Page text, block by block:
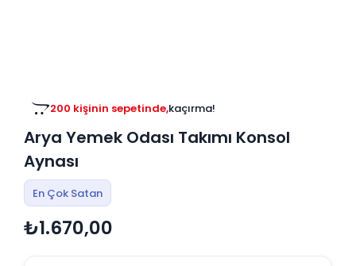
200 kişinin sepetinde,kaçırma!
Arya Yemek Odası Takımı Konsol
Aynası
En Çok Satan
₺1.670,00